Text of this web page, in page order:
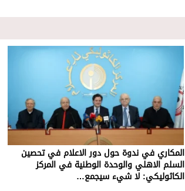
المكاري في ندوة حول دور الاعلام في تحصين
السلم الاهلي والوحدة الوطنية في المركز
الكاثوليكي: لا شيء سيجمع…